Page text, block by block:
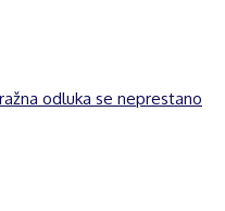
odluka se neprestano